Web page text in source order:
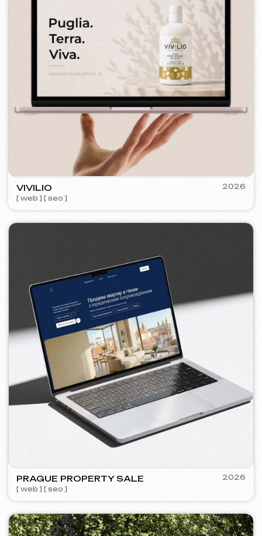
WOWFLOW
[ meta ads reklama ] [ bannery ]
Zobrazení:
557 000
VECTOR INDUSTRIAL 2025
[ web ] [ google ads reklama ] [ bannery ] [ seo ]
2025